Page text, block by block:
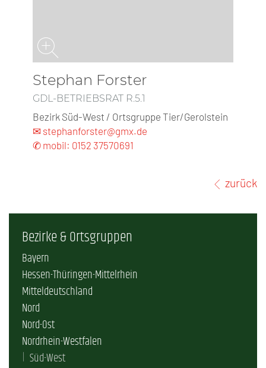
Stephan Forster
GDL-BETRIEBSRAT R.5.1
Bezirk Süd-West / Ortsgruppe Tier/Gerolstein
✉ stephanforster@gmx.de
✆ mobil: 0152 37570691
zurück
Bezirke & Ortsgruppen
Bayern
Hessen-Thüringen-Mittelrhein
Mitteldeutschland
Nord
Nord-Ost
Nordrhein-Westfalen
Süd-West